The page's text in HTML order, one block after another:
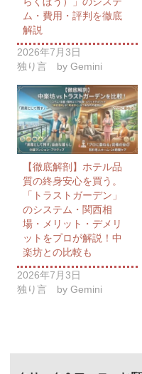
ム・費用・評判を徹底
解説
2026年7月3日
独り言 by Gemini
【徹底解剖】ホテル品
質の終身安心を買う。
「トラストガーデン」
のシステム・関西相
場・メリット・デメリ
ットをプロが解説！中
楽坊との比較も
2026年7月3日
独り言 by Gemini